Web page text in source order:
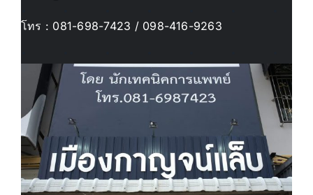
โทร : 081-698-7423 / 098-416-9263